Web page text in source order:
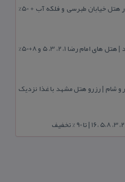
لیست هتل آپارتمان های مشهد در هتل خیابان طبرسی و فلکه آب + 50%
رزرو هتل در خیابان امام رضا مشهد | هتل‌ های امام رضا 1، 2، 3، 5 و 8+50%
و شام | رزرو هتل مشهد با غذا نزدیک